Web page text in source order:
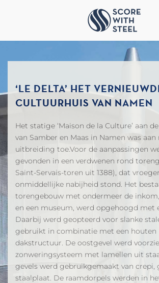
Terug naar hoofdinhoud
‘LE DELTA’ HET
CULTUURHUIS VAN NAMEN
Het statige ‘Maison de la Culture’ aan
van Samber en Maas in Namen was
uitbreiding toe.Voor de aanpassingen
gevonden in een verdwenen rond
Saint-Servais-toren uit 1388), dat
onmiddellijke nabijheid stond. Het
torengebouw met ondermeer de
en een museum, werd opgehoogd met
Daarbij werd geopteerd voor slanke
gebruikt in combinatie met een houten
dakstructuur. De oostgevel werd
zonweringsysteem met lamellen uit
gevels werd gebruikgemaakt van crepi,
staalplaat. De raamdorpels werden in